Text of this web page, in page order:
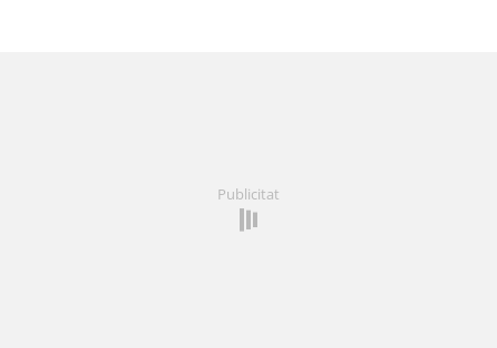
Publicitat